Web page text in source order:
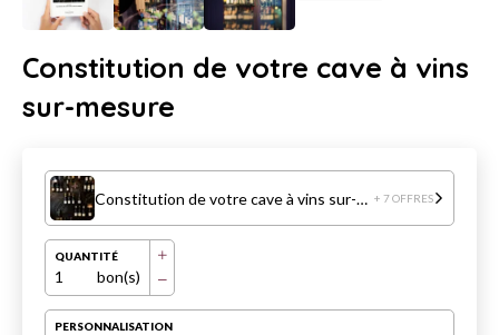
Constitution de votre cave à vins
sur-mesure
Constitution de votre cave à vins sur-mesure + 7 OFFRES
QUANTITÉ
1 bon(s)
PERSONNALISATION